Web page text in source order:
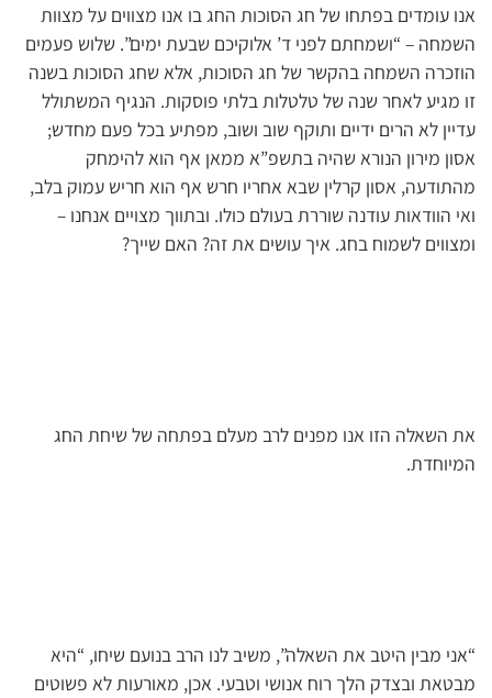
אנו עומדים בפתחו של חג הסוכות החג בו אנו מצווים על מצוות
השמחה – “ושמחתם לפני ד’ אלוקיכם שבעת ימים”. שלוש פעמים
הוזכרה השמחה בהקשר של חג הסוכות, אלא שחג הסוכות בשנה
זו מגיע לאחר שנה של טלטלות בלתי פוסקות. הנגיף המשתולל
עדיין לא הרים ידיים ותוקף שוב ושוב, מפתיע בכל פעם מחדש;
אסון מירון הנורא שהיה בתשפ”א ממאן אף הוא להימחק
מהתודעה, אסון קרלין שבא אחריו חרש אף הוא חריש עמוק בלב,
ואי הוודאות עודנה שוררת בעולם כולו. ובתווך מצויים אנחנו –
ומצווים לשמוח בחג. איך עושים את זה? האם שייך?
את השאלה הזו אנו מפנים לרב מעלם בפתחה של שיחת החג
המיוחדת.
“אני מבין היטב את השאלה”, משיב לנו הרב בנועם שיחו, “היא
מבטאת ובצדק הלך רוח אנושי וטבעי. אכן, מאורעות לא פשוטים